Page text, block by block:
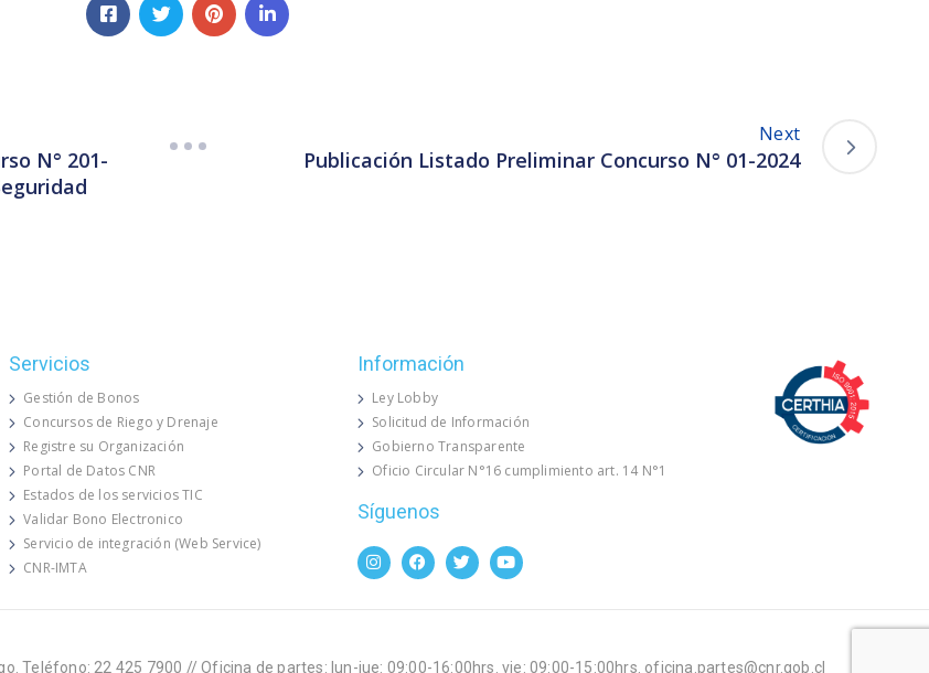
N° 201-
Next
Publicación Listado Preliminar Concurso N° 01-2024
Servicios
Gestión de Bonos
Concursos de Riego y Drenaje
Registre su Organización
Portal de Datos CNR
Estados de los servicios TIC
Validar Bono Electronico
Servicio de integración (Web Service)
CNR-IMTA
Información
Ley Lobby
Solicitud de Información
Gobierno Transparente
Oficio Circular N°16 cumplimiento art. 14 N°1
Síguenos
Teléfono: 22 425 7900 // Oficina de partes: lun-jue: 09:00-16:00hrs. vie: 09:00-15:00hrs. oficina.partes@cnr.gob.cl